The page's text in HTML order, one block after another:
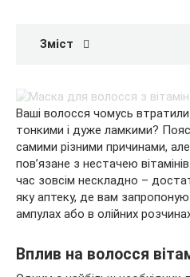
Зміст
Ваші волосся чомусь
тонкими і дуже ламкими?
самими різними причинами,
пов’язане з нестачею
час зовсім нескладно –
яку аптеку, де вам
ампулах або в олійних
Вплив на волосся